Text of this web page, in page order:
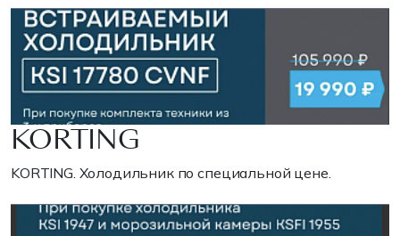
KORTING
KORTING. Холодильник по специальной цене.